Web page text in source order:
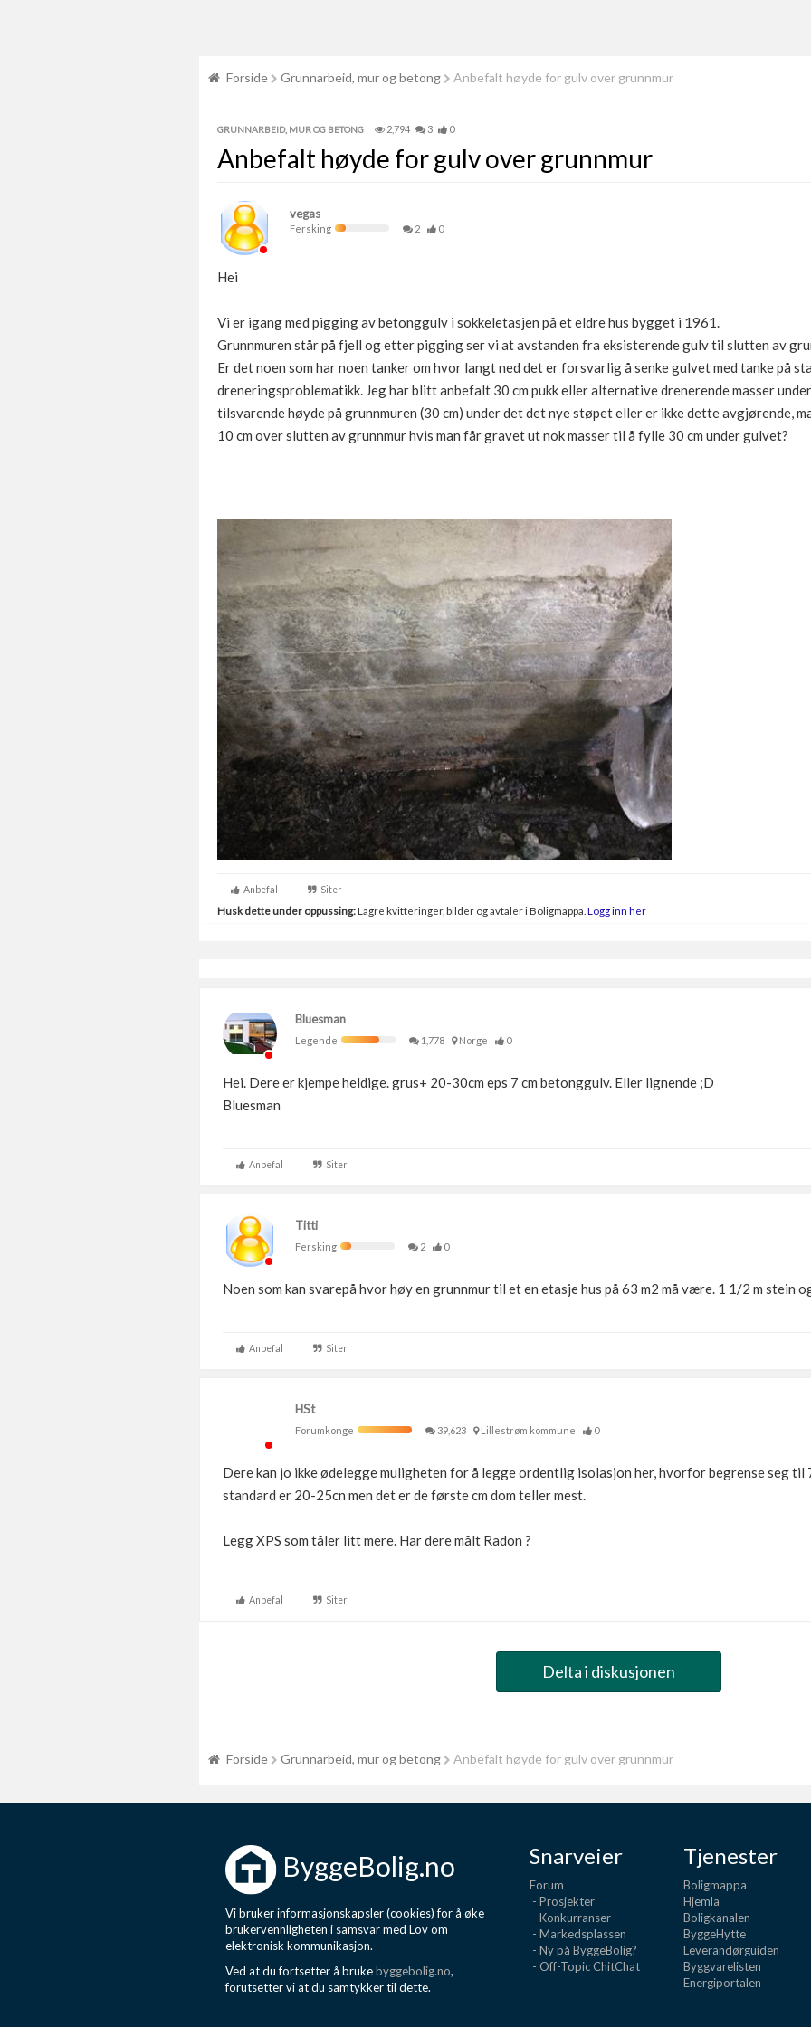
Forside Grunnarbeid, mur og betong Anbefalt høyde for gulv over grunnmur
GRUNNARBEID, MUR OG BETONG 2,794 3 0
Anbefalt høyde for gulv over grunnmur
vegas
Fersking 2 0
Hei
Vi er igang med pigging av betonggulv i sokkeletasjen på et eldre hus bygget i 1961.
Grunnmuren står på fjell og etter pigging ser vi at avstanden fra eksisterende gulv til slutten av
Er det noen som har noen tanker om hvor langt ned det er forsvarlig å senke gulvet med tanke på
dreneringsproblematikk. Jeg har blitt anbefalt 30 cm pukk eller alternative drenerende masser
tilsvarende høyde på grunnmuren (30 cm) under det det nye støpet eller er ikke dette avgjørende,
10 cm over slutten av grunnmur hvis man får gravet ut nok masser til å fylle 30 cm under gulvet?
Anbefal Siter
Husk dette under oppussing:Lagre kvitteringer, bilder og avtaler i Boligmappa. Logg inn her
Bluesman
Legende
1,778 Norge 0
Hei. Dere er kjempe heldige. grus+ 20-30cm eps 7 cm betonggulv. Eller lignende ;D
Bluesman
Anbefal Siter
Titti
Fersking
2 0
Noen som kan svarepå hvor høy en grunnmur til et en etasje hus på 63 m2 må være. 1 1/2 m stein
Anbefal Siter
HSt
Forumkonge
39,623 Lillestrøm kommune 0
Dere kan jo ikke ødelegge muligheten for å legge ordentlig isolasjon her, hvorfor begrense seg til
standard er 20-25cn men det er de første cm dom teller mest.
Legg XPS som tåler litt mere. Har dere målt Radon ?
Anbefal Siter
Delta i diskusjonen
Forside Grunnarbeid, mur og betong Anbefalt høyde for gulv over grunnmur
ByggeBolig.no
Vi bruker informasjonskapsler (cookies) for å øke
brukervennligheten i samsvar med Lov om
elektronisk kommunikasjon.
Ved at du fortsetter å brukebyggebolig.no,
forutsetter vi at du samtykker til dette.
Snarveier
Forum
- Prosjekter
- Konkurranser
- Markedsplassen
- Ny på ByggeBolig?
- Off-Topic ChitChat
Tjenester
Boligmappa
Hjemla
Boligkanalen
ByggeHytte
Leverandørguiden
Byggvarelisten
Energiportalen